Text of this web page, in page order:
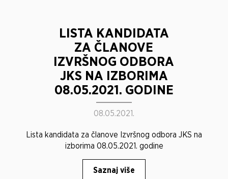
LISTA KANDIDATA
ZA ČLANOVE
IZVRŠNOG ODBORA
JKS NA IZBORIMA
08.05.2021. GODINE
08.05.2021.
Lista kandidata za članove Izvršnog odbora JKS na
izborima 08.05.2021. godine
Saznaj više